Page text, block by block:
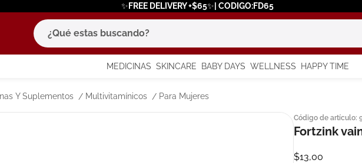
✨FREE DELIVERY +$65✨| CODIGO:FD65
¿Qué estas buscando?
MEDICINAS SKINCARE BABY DAYS WELLNESS HAPPY TIME
Y Suplementos Multivitamínicos Para Mujeres
Código de artículo:
Fortzink
$13,00
términos más buscados
1. eucerin